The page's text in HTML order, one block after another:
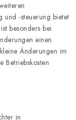
und -steuerung bietet
besonders bei
einen
Änderungen im
Betriebskosten
in